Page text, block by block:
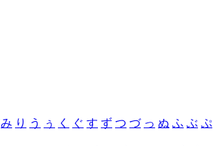
み り う ぅ く ぐ す ず つ づ っ ぬ ふ ぶ ぷ